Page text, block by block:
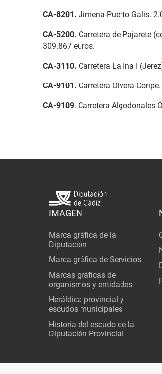
CA-8201. Jimena-Puerto Galis.
CA-5200. Carretera de Pajarete
309.867 euros.
CA-3110. Carretera La Ina I
CA-9101. Carretera Olvera-
CA-9109. Carretera Algodonales-
IMAGEN
Marca gráfica de la
Diputación
Marca gráfica de Servicios
Marcas gráficas de
organismos y entidades
Heráldica provincial y
escudos municipales
Historia del escudo de la
Diputación Provincial